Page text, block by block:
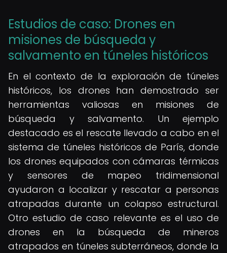
Estudios de caso: Drones en
misiones de búsqueda y
salvamento en túneles históricos
En el contexto de la exploración de túneles
históricos, los drones han demostrado ser
herramientas valiosas en misiones de
búsqueda y salvamento. Un ejemplo
destacado es el rescate llevado a cabo en el
sistema de túneles históricos de París, donde
los drones equipados con cámaras térmicas
y sensores de mapeo tridimensional
ayudaron a localizar y rescatar a personas
atrapadas durante un colapso estructural.
Otro estudio de caso relevante es el uso de
drones en la búsqueda de mineros
atrapados en túneles subterráneos, donde la